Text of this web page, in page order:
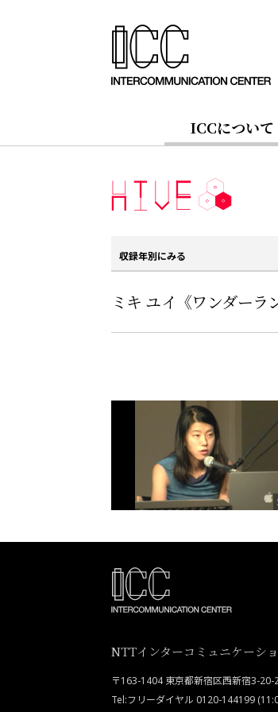
ICCについて
収録年別にみる
ミキ ユイ《ワンダーラ
NTTインターコミュニケーシ
〒163-1404 東京都新宿区西新宿3-
Tel:フリーダイヤル 0120-144199